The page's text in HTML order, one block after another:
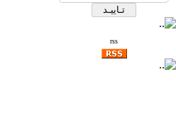
rss